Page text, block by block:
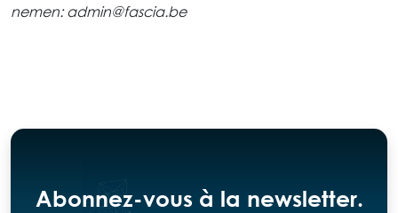
nemen: admin@fascia.be
Abonnez-vous à la newsletter.